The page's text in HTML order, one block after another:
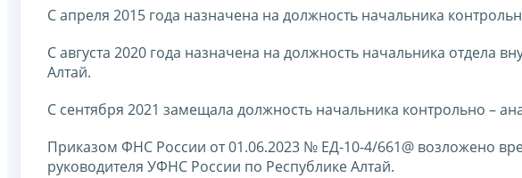
С апреля 2015 года назначена на должность начальника
С августа 2020 года назначена на должность начальника отдела
Алтай.
С сентября 2021 замещала должность начальника контрольно –
Приказом ФНС России от 01.06.2023 № ЕД-10-4/661@ возложено
руководителя УФНС России по Республике Алтай.